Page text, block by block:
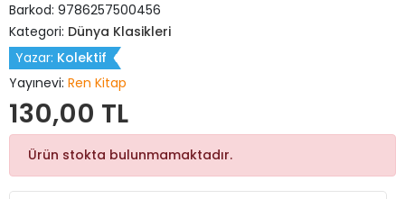
Barkod: 9786257500456
Kategori: Dünya Klasikleri
Yazar: Kolektif
Yayınevi: Ren Kitap
130,00 TL
Ürün stokta bulunmamaktadır.